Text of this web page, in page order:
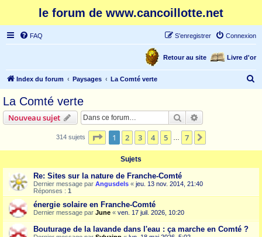
le forum de www.cancoillotte.net
FAQ Connexion
S’enregistrer
Livre d'or
Retour au site
Index du forum Paysages La Comté verte
La Comté verte
Nouveau sujet Rechercher
314 sujets Page 1sur7
1 2 3 4 5 7
Sujets
Re: Sites sur la nature de Franche-Comté
Dernier message par Angusdels « jeu. 13 nov. 2014, 21:40
Réponses : 1
énergie solaire en Franche-Comté
Dernier message par June « ven. 17 juil. 2026, 10:20
Bouturage de la lavande dans l'eau : ça marche en Comté ?